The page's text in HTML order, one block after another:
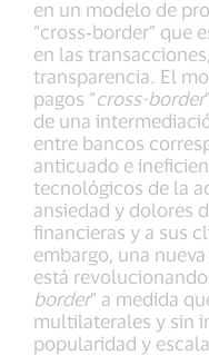
en un modelo de
“cross‑border” que
en las
transparencia. El
pagos “cross-border
de una
entre bancos
anticuado e
tecnológicos de la
ansiedad y dolores
financieras y a sus
embargo, una nueva
está
border” a medida
multilaterales y sin
popularidad y